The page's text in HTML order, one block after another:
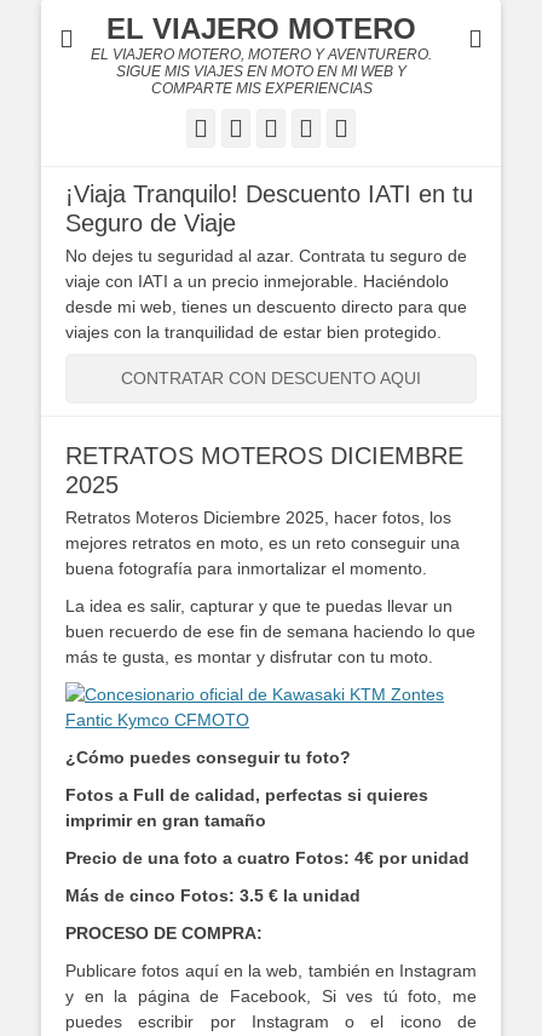
EL VIAJERO MOTERO
EL VIAJERO MOTERO, MOTERO Y AVENTURERO.
SIGUE MIS VIAJES EN MOTO EN MI WEB Y
COMPARTE MIS EXPERIENCIAS
Facebook
Twitter
FlickrYouTube
¡Viaja Tranquilo! Descuento IATI en tu
Seguro de Viaje
No dejes tu seguridad al azar. Contrata tu seguro de
viaje con IATI a un precio inmejorable. Haciéndolo
desde mi web, tienes un descuento directo para que
viajes con la tranquilidad de estar bien protegido.
CONTRATAR CON DESCUENTO AQUI
RETRATOS MOTEROS DICIEMBRE
2025
Retratos Moteros Diciembre 2025, hacer fotos, los
mejores retratos en moto, es un reto conseguir una
buena fotografía para inmortalizar el momento.
La idea es salir, capturar y que te puedas llevar un
buen recuerdo de ese fin de semana haciendo lo que
más te gusta, es montar y disfrutar con tu moto.
¿Cómo puedes conseguir tu foto?
Fotos a Full de calidad, perfectas si quieres
imprimir en gran tamaño
Precio de una foto a cuatro Fotos: 4€ por unidad
Más de cinco Fotos: 3.5 € la unidad
PROCESO DE COMPRA:
Publicare fotos aquí en la web, también en Instagram
y en la página de Facebook, Si ves tú foto, me
puedes escribir por Instagram o el icono de